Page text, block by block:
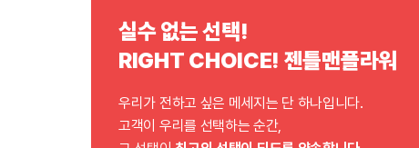
실수 없는 선택!
RIGHT CHOICE! 젠틀맨플라워
우리가 전하고 싶은 메세지는 단 하나입니다.
고객이 우리를 선택하는 순간,